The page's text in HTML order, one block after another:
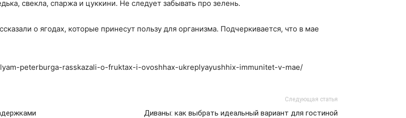
свекла, спаржа и цуккини. Не следует забывать про зелень.
о ягодах, которые принесут пользу для организма. Подчеркивается, что в мае
peterburga-rasskazali-o-fruktax-i-ovoshhax-ukreplyayushhix-immunitet-v-mae/
Следующая статья
Диваны: как выбрать идеальный вариант для гостиной